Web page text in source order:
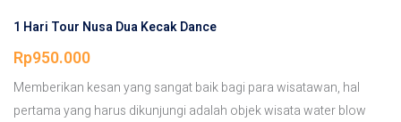
1 Hari Tour Nusa Dua Kecak Dance
Rp950.000
Memberikan kesan yang sangat baik bagi para wisatawan, hal
pertama yang harus dikunjungi adalah objek wisata water blow